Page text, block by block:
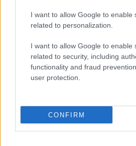
I want to allow Google to enable
related to personalization.
I want to allow Google to enable
related to security, including
functionality and fraud
user protection.
CONFIRM
οδηγήσει στη Φόνισσα, μια
ομώνυμο γνωστόκαταρράκτη
θα συναντήσετε τους νερόμυλους
καταρράκτες. Μια μοναδική
Σπήλαιο της Αγίας Σοφίας, λίγα
επισκεφθείτε τη βραχονησίδα